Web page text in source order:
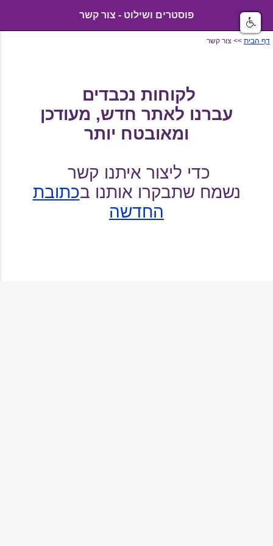
פוסטרים ושילוט - צור קשר
דף הבית >> צור קשר
לקוחות נכבדים
עברנו לאתר חדש, מעודכן
ומאובטח יותר
כדי ליצור איתנו קשר
נשמח שתבקרו אותנו בכתובת
החדשה